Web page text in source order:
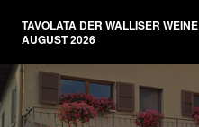
TAVOLATA DER WALLISER WEINE
AUGUST 2026